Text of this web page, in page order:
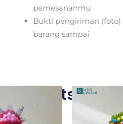
pemesananmu
Bukti pengiriman
barang sampai
Products